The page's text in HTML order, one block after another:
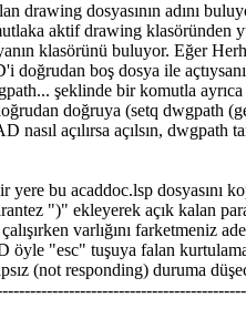
drawing dosyasının adını
aktif drawing klasöründen
klasörünü buluyor. Eğer
doğrudan boş dosya ile
şeklinde bir komutla
doğruya (setq dwgpath
açılırsa açılsın, dwgpath
bu acaddoc.lsp dosyasını
")" ekleyerek açık kalan
varlığını farketmeniz
öyle "esc" tuşuya falan
(not responding) duruma